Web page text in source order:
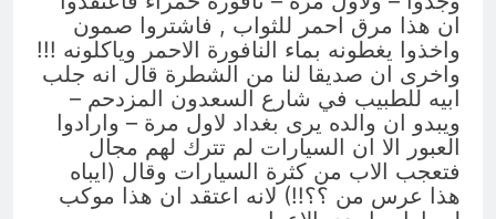
ان هذا مرق احمر للثواب , فاشتروا صمون
واخذوا يغطونه بماء النافورة الاحمر وياكلونه !!!
واخرى ان صديقا لنا من الشطرة قال انه جلب
ابيه للطبيب في شارع السعدون المزدحم –
ويبدو ان والده يرى بغداد لاول مرة – وارادوا
العبور الا ان السيارات لم تترك لهم مجال
فتعجب الاب من كثرة السيارات وقال (ايباه
هذا عرس من ؟؟!!) لانه اعتقد ان هذا موكب